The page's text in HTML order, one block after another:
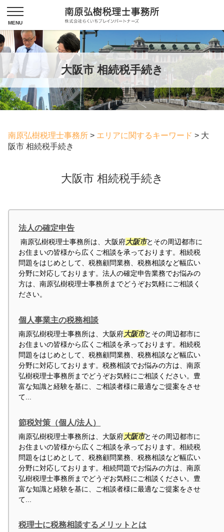
大阪市 相続税手続き
南原弘樹税理士事務所 > エリアに関するキーワード > 大
阪市 相続税手続き
大阪市 相続税手続き
法人の確定申告
南原弘樹税理士事務所は、大阪府大阪市とその周辺都市に
お住まいの皆様から広くご相談を承っております。相続税
問題をはじめとして、税務顧問業務、税務相談など幅広い
分野に対応しております。法人の確定申告業務でお悩みの
方は、南原弘樹税理士事務所までどうぞお気軽にご相談く
ださい。
個人事業主の税務相談
南原弘樹税理士事務所は、大阪府大阪市とその周辺都市に
お住まいの皆様から広くご相談を承っております。相続税
問題をはじめとして、税務顧問業務、税務相談など幅広い
分野に対応しております。税務相談でお悩みの方は、南原
弘樹税理士事務所までどうぞお気軽にご相談ください。豊
富な知識と経験を基に、ご相談者様に最適なご提案をさせ
て...
節税対策（個人/法人）
南原弘樹税理士事務所は、大阪府大阪市とその周辺都市に
お住まいの皆様から広くご相談を承っております。相続税
問題をはじめとして、税務顧問業務、税務相談など幅広い
分野に対応しております。相続問題でお悩みの方は、南原
弘樹税理士事務所までどうぞお気軽にご相談ください。豊
富な知識と経験を基に、ご相談者様に最適なご提案をさせ
て...
税理士に税務相談するメリットとは